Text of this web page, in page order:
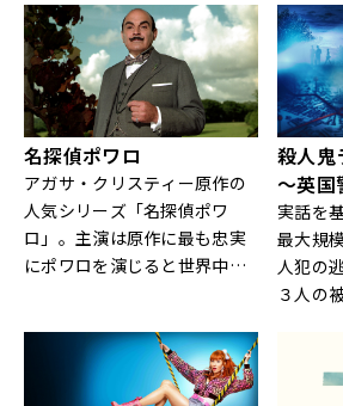
敵の予審判事。甘いものが大
好きで心を許す相棒がフェレ
ット、困っている人を見ると
放っておけない人情派！
学者マ
から見
に型破
件の謎
優ジェ
の娘、
ー主演
ー！
名探偵ポワロ
アガサ・クリスティー原作の
人気シリーズ「名探偵ポワ
ロ」。主演は原作に最も忠実
にポワロを演じると世界中で
殺人鬼
～英国
実話を
最大規
人犯の
３人の
察官、
元ジャ